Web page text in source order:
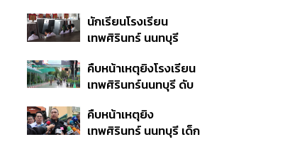
ในระดับต้นของภูมิภาค
นักเรียนโรงเรียน
เทพศิรินทร์ นนทบุรี
ปลอดภัยชั่วคราว หลัง
เหตุใช้อาวุธปืนภายใน
คืบหน้าเหตุยิงโรงเรียน
เทพศิรินทร์นนทบุรี ดับ
สอบปมขโมยปืนปู่ก่อ
เหตุ
คืบหน้าเหตุยิง
เทพศิรินทร์ นนทบุรี เด็ก